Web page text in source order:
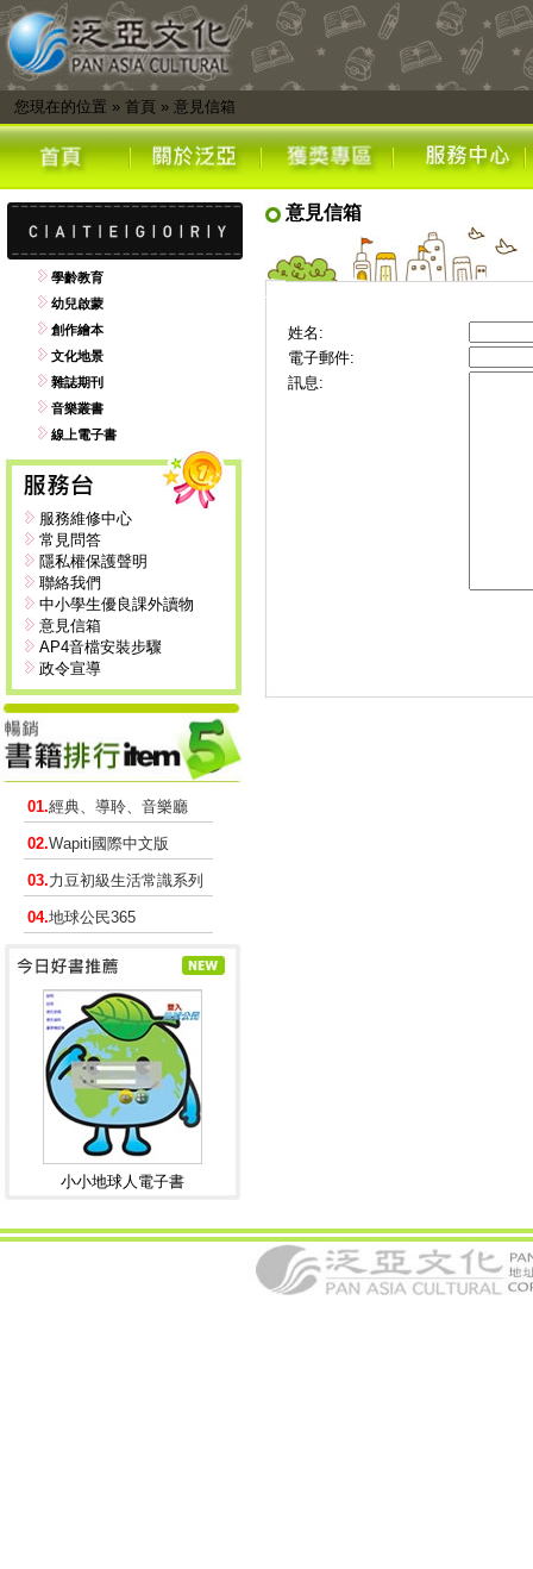
您現在的位置 » 首頁 » 意見信箱
學齡教育
幼兒啟蒙
創作繪本
文化地景
雜誌期刊
音樂叢書
線上電子書
服務維修中心
常見問答
隱私權保護聲明
聯絡我們
中小學生優良課外讀物
意見信箱
AP4音檔安裝步驟
政令宣導
01.經典、導聆、音樂廳
02.Wapiti國際中文版
03.力豆初級生活常識系列
04.地球公民365
小小地球人電子書
意見信箱
姓名:
電子郵件:
訊息: